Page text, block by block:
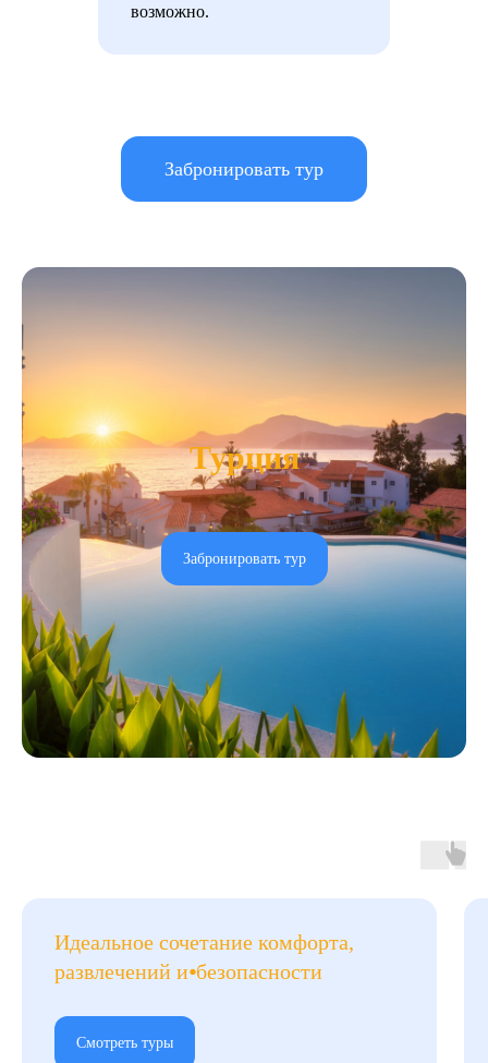
возможно.
Забронировать тур
Турция
Забронировать тур
Идеальное сочетание комфорта,
развлечений и⦁безопасности
Смотреть туры